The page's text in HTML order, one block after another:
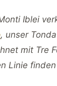
Iblei
, unser
mit Tre
Linie